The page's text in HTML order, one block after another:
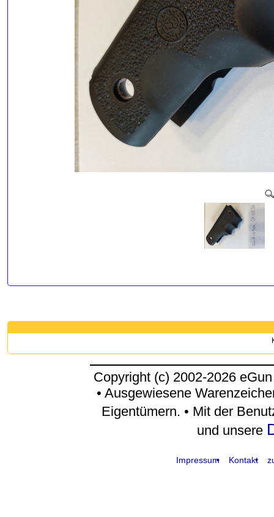
Copyright (c) 2002-2026
• Ausgewiesene
Eigentümern. • Mit der
und unsere
Impressum Kontakt